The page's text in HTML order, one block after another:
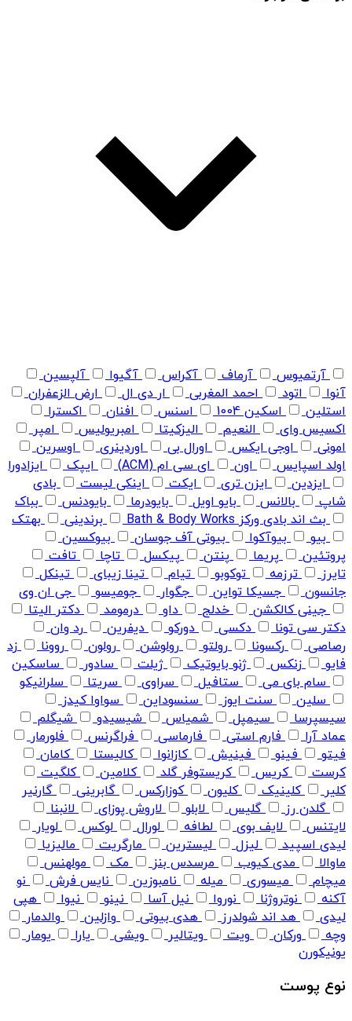
آرتمیوس آرماف آکراس آگیوا
آلپسین
آنوا
اتود احمد المغربی ار دی ال
ارض الزعفران
استلین
اسکین 1004 اسنس افنان
اکسترا
اکسیس وای
النعیم الیزکیتا امبریولیس
امپر
امونی
اوجی ایکس اورال بی اوردینری
اوسرین
اولد اسپایس
اون ای سی ام (ACM) ایپک
ایزادورا
ایزدین
ایزن تری ایکت اینکی لیست
بادی
شاپ
بالانس بایو اویل بایودرما بایودنس
بباک
بث اند بادی ورکز Bath & Body Works
برندینی
بهتک
بیو
بیوآکوا بیوتی آف جوسان
بیوکسین
پروتئین
پریما پنتن پیکسل تاچا
تافت
تایرز
ترزمه توکوبو تیام تینا زیبای
تینکل
جانسون
جسیکا تواین جگوار جومیسو
جی ان وی
جینی کالکشن
خدلج داو درمومد
دکتر الیتا
دکتر سی تونا
دکسی دورکو دیفرین
رد وان
رصاصی
رکسونا رولتو رولوشن رولون روونا
زد
فایو
زنکس ژنو بایوتیک ژیلت سادور
ساسکین
سام بای می
ستافیل سراوی سریتا
سلرانیکو
سلین
سنت ایوز سنسوداین
سواوا کیدز
سیسپرسا
سیمپل شمیاس شیسیدو
شیگلم
عماد آرا
فارم استی فارماسی فراگرنس
فلورمار
فیتو
فینو فینیش کازانوا کالیستا
کامان
کرست
کریس کریستوفر گلد کلامین
کلگیت
کلیر
کلینیک کلیون کوزارکس گابرینی
گارنیر
گلدن رز
گلیس لابلو لاروش پوزای
لانبنا
لایتنس
لایف بوی لطافه لورال لوکس
لویار
لیدی اسپید
لیزل لیسترین مارگریت
مالیزیا
ماوالا
مدی کیوب مرسدس بنز مک
مولهنس
میچام
میسوری میله نامبوزین نایس فرش
نو
آکنه
نوتروژنا نوروا نیل آسا نینو نیوا
هپی
لیدی
هد اند شولدرز هدی بیوتی وازلین
والدمار
وچه
ورکان ویت ویتالیر ویشی یارا
یومار
یونیکورن
نوع پوست